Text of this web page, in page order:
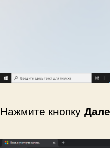
Нажмите кнопку